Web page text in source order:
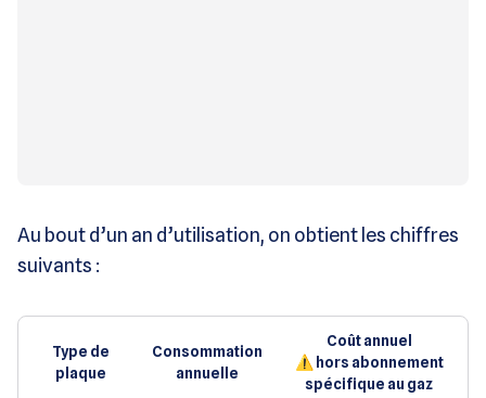
Au bout d’un an d’utilisation, on obtient les chiffres
suivants :
Type de
plaque
Consommation
annuelle
Coût annuel
⚠️ hors abonnement
spécifique au gaz